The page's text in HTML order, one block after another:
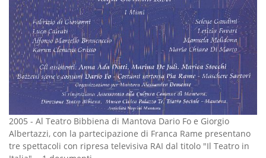
2005 - Al Teatro Bibbiena di Mantova Dario Fo e Giorgio
Albertazzi, con la partecipazione di Franca Rame presentano
tre spettacoli con ripresa televisiva RAI dal titolo "Il Teatro in